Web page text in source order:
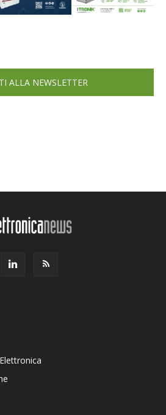
ALLA NEWSLETTER